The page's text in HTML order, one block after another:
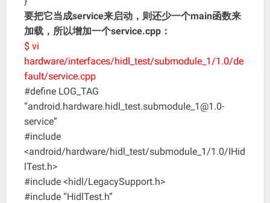
要把它当成service来启动，则还少一个main函数来
加载，所以增加一个service.cpp：
$ vi
hardware/interfaces/hidl_test/submodule_1/1.0/de
fault/service.cpp
#define LOG_TAG
“android.hardware.hidl_test.submodule_1@1.0-
service”
#include
<android/hardware/hidl_test/submodule_1/1.0/IHid
lTest.h>
#include <hidl/LegacySupport.h>
#include “HidlTest.h”